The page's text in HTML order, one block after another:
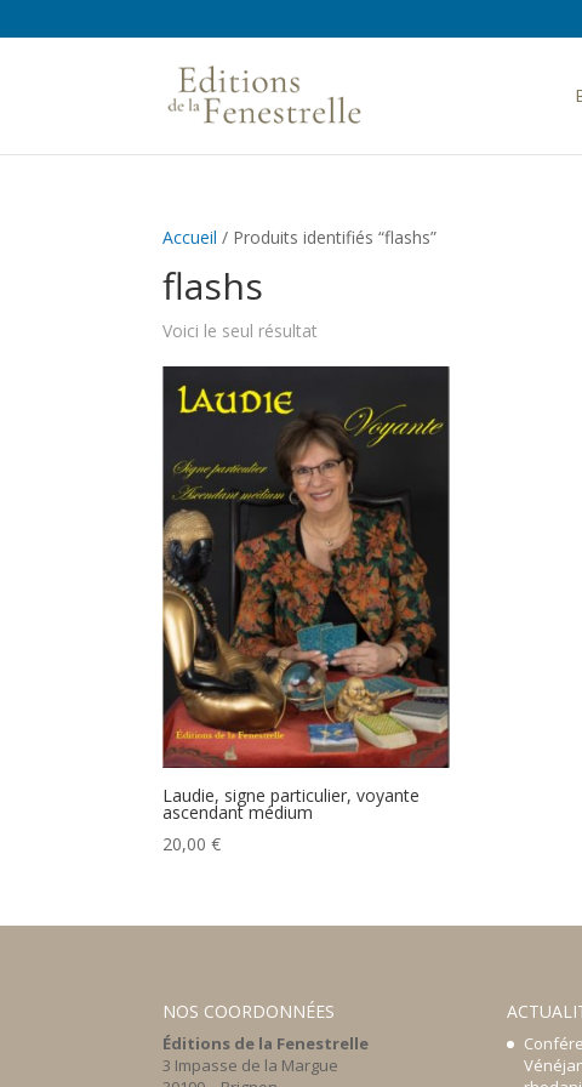
Accueil / Produits identifiés “flashs”
flashs
Voici le seul résultat
Laudie, signe particulier, voyante
ascendant médium
20,00€
NOS COORDONNÉES
Éditions de la Fenestrelle
3 Impasse de la Margue